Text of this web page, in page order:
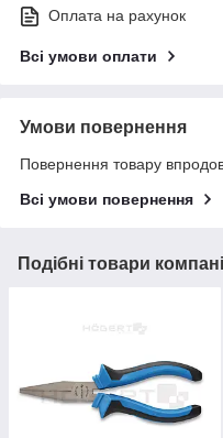
Оплата на рахунок
Всі умови оплати
Умови повернення
Повернення товару
Всі умови повернення
Подібні товари